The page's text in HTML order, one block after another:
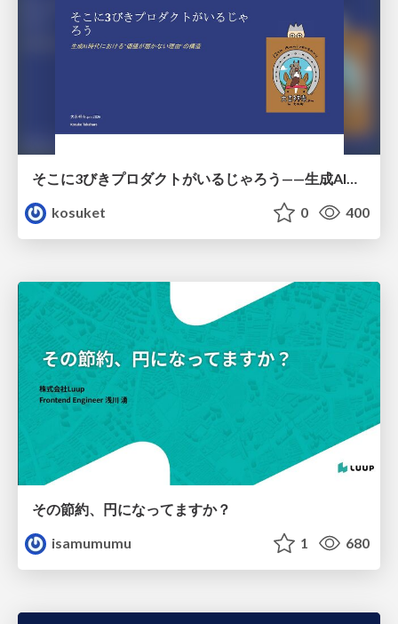
kosuket
0 400
その節約、円になってますか？
isamumumu
1 680